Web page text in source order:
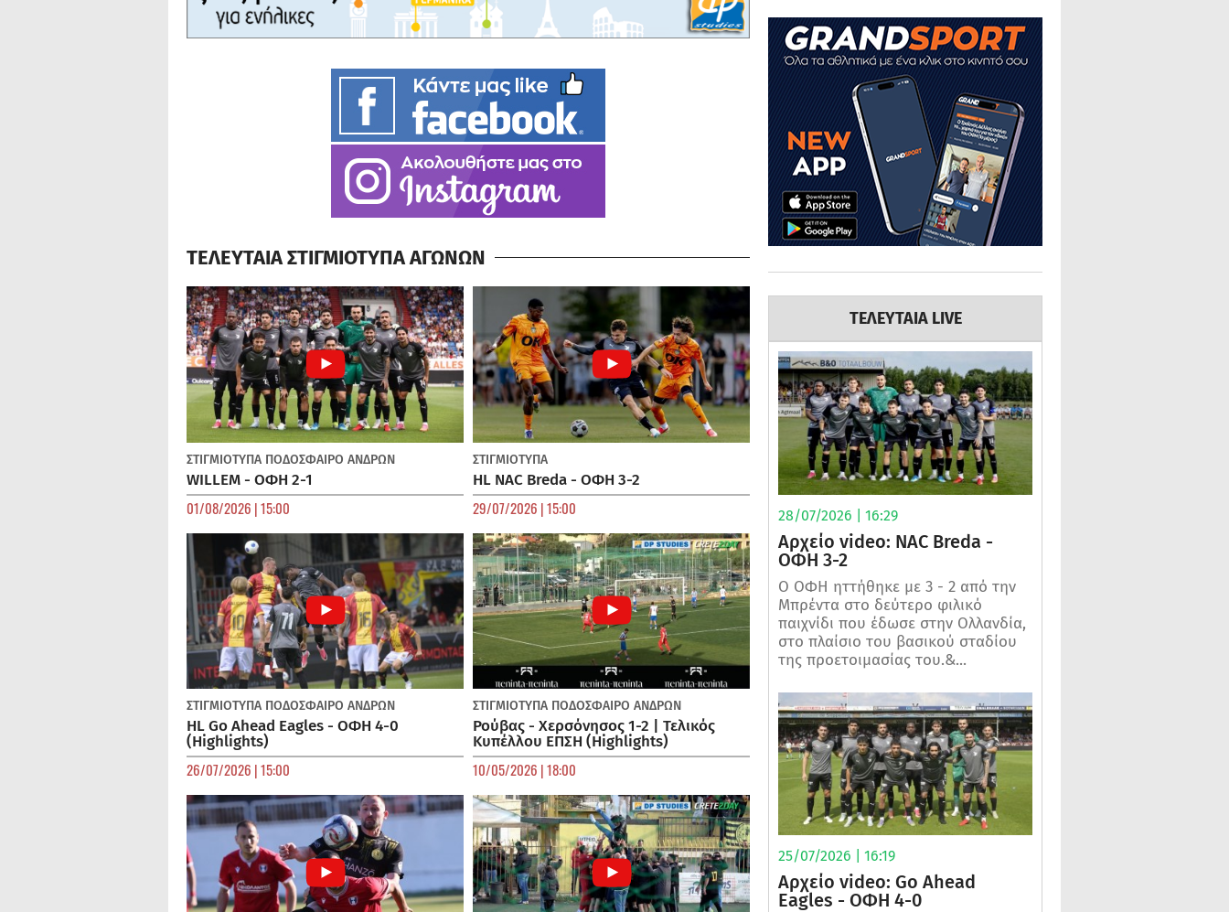
ΤΕΛΕΥΤΑΙΑ ΣΤΙΓΜΙΟΤΥΠΑ ΑΓΩΝΩΝ
ΣΤΙΓΜΙΟΤΥΠΑ ΠΟΔΌΣΦΑΙΡΟ ΑΝΔΡΏΝ
WILLEM - ΟΦΗ 2-1
01/08/2026 | 15:00
ΣΤΙΓΜΙΟΤΥΠΑ
HL NAC Breda - ΟΦΗ 3-2
29/07/2026 | 15:00
ΣΤΙΓΜΙΟΤΥΠΑ ΠΟΔΌΣΦΑΙΡΟ ΑΝΔΡΏΝ
HL Go Ahead Eagles - ΟΦΗ 4-0
(Highlights)
26/07/2026 | 15:00
ΣΤΙΓΜΙΟΤΥΠΑ ΠΟΔΌΣΦΑΙΡΟ ΑΝΔΡΏΝ
Ρούβας - Χερσόνησος 1-2 | Τελικός
Κυπέλλου ΕΠΣΗ (Highlights)
10/05/2026 | 18:00
ΤΕΛΕΥΤΑΙΑ LIVE
28/07/2026 | 16:29
Αρχείο video: NAC Breda -
ΟΦΗ 3-2
Ο ΟΦΗ ηττήθηκε με 3 - 2 από την
Μπρέντα στο δεύτερο φιλικό
παιχνίδι που έδωσε στην Ολλανδία,
στο πλαίσιο του βασικού σταδίου
της προετοιμασίας του.&...
25/07/2026 | 16:19
Αρχείο video: Go Ahead
Eagles - ΟΦΗ 4-0